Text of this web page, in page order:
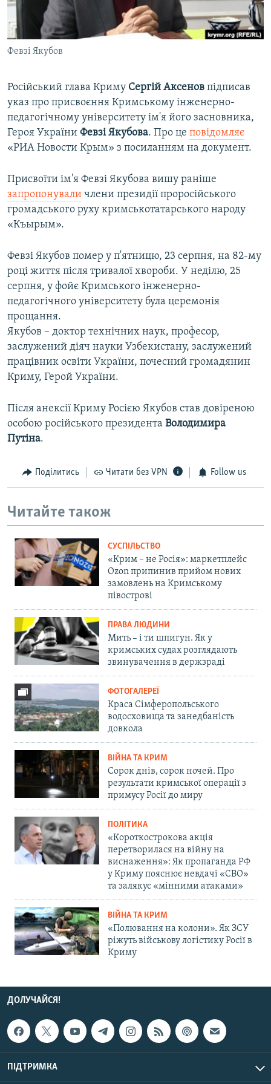
ВІДЕОУРОКИ «ELIFBE»
СВІДЧЕННЯ ОКУПАЦІЇ
УКРАЇНСЬКА ПРОБЛЕМА КРИМУ
Русский
Qırımtatar
Усі сайти RFE/RL
Февзі Якубов
Російський глава Криму Сергій Аксенов підписав
указ про присвоєння Кримському інженерно-
педагогічному університету ім'я його засновника,
Героя України Февзі Якубова. Про це повідомляє
«РИА Новости Крым» з посиланням на документ.
Присвоїти ім'я Февзі Якубова вишу раніше
запропонували члени президії проросійського
громадського руху кримськотатарського народу
«Къырым».
Февзі Якубов помер у п'ятницю, 23 серпня, на 82-му
році життя після тривалої хвороби. У неділю, 25
серпня, у фойє Кримського інженерно-
педагогічного університету була церемонія
прощання.
Якубов – доктор технічних наук, професор,
заслужений діяч науки Узбекистану, заслужений
працівник освіти України, почесний громадянин
Криму, Герой України.
Після анексії Криму Росією Якубов став довіреною
особою російського президента Володимира
Путіна.
Поділитись Читати без VPN Follow us
Читайте також
СУСПІЛЬСТВО
«Крим – не Росія»: маркетплейс
Ozon припинив прийом нових
замовлень на Кримському
півострові
ПРАВА ЛЮДИНИ
Мить – і ти шпигун. Як у
кримських судах розглядають
звинувачення в держзраді
ФОТОГАЛЕРЕЇ
Краса Сімферопольського
водосховища та занедбаність
довкола
ВІЙНА ТА КРИМ
Сорок днів, сорок ночей. Про
результати кримської операції з
примусу Росії до миру
ПОЛІТИКА
«Короткострокова акція
перетворилася на війну на
виснаження»: Як пропаганда РФ
у Криму пояснює невдачі «СВО»
та залякує «мінними атаками»
ВІЙНА ТА КРИМ
«Полювання на колони». Як ЗСУ
ріжуть військову логістику Росії в
Криму
ДОЛУЧАЙСЯ!
ПІДТРИМКА